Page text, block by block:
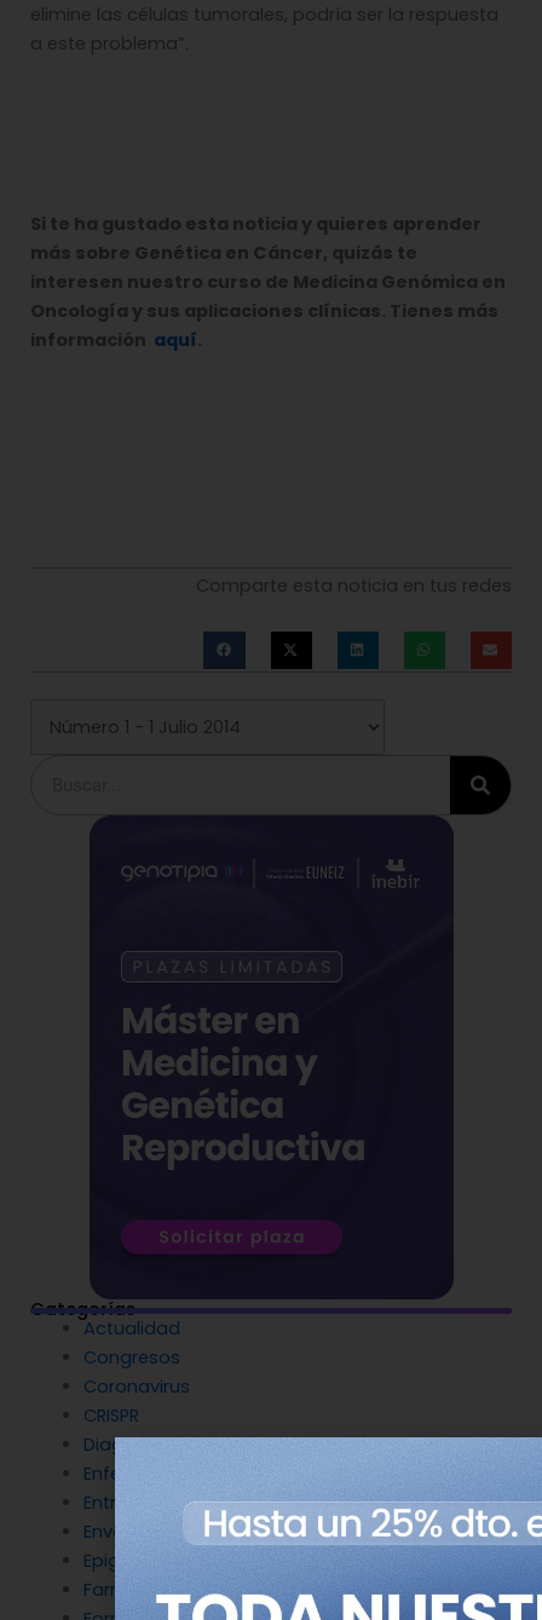
elimine las células tumorales, podría ser la respuesta
a este problema”.
Si te ha gustado esta noticia y quieres aprender
más sobre Genética en Cáncer, quizás te
interesen nuestro curso de Medicina Genómica en
Oncología y sus aplicaciones clínicas. Tienes más
información aquí.
Comparte esta noticia en tus redes
Categorías
Actualidad
Congresos
Coronavirus
CRISPR
Diagnóstico Genético
Enfermedades Raras
Entrevistas
Envejecimiento y longevidad
Epigenética
Farmacogenética